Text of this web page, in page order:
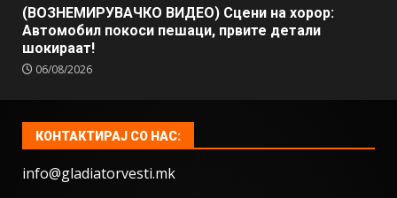
(ВОЗНЕМИРУВАЧКО ВИДЕО) Сцени на хорор:
Автомобил покоси пешаци, првите детали
шокираат!
06/08/2026
КОНТАКТИРАЈ СО НАС:
info@gladiatorvesti.mk